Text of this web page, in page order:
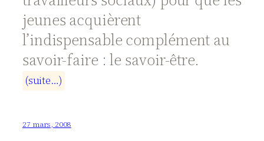
jeunes acquièrent
l’indispensable complément au
savoir-faire : le savoir-être.
(suite…)
27 mars, 2008